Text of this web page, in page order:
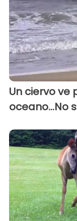
Un ciervo ve
oceano...No